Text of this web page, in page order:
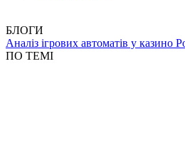
БЛОГИ
Аналіз ігрових автоматів у казино
ПО ТЕМІ